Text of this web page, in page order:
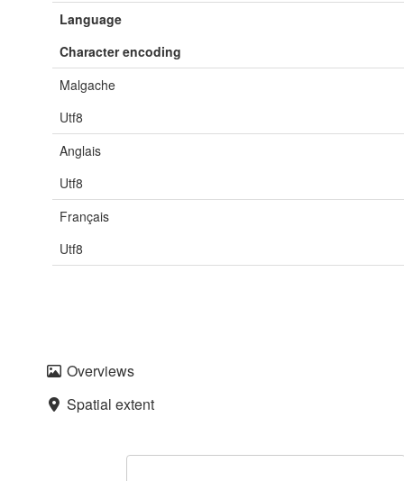
Language
Character encoding
Malgache
Utf8
Anglais
Utf8
Français
Utf8
Overviews
Spatial extent